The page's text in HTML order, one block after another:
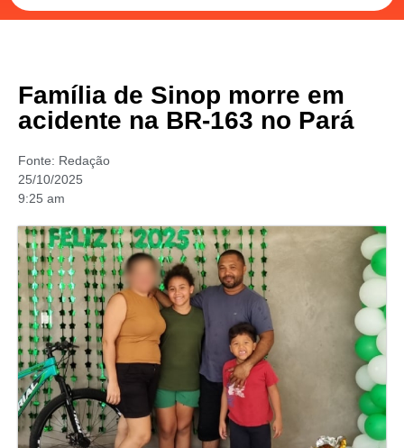
Família de Sinop morre em
acidente na BR-163 no Pará
Fonte: Redação
25/10/2025
9:25 am